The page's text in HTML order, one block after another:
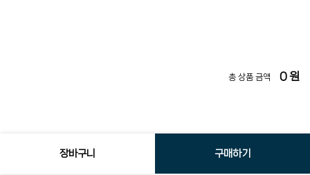
총 상품 금액 0원
장바구니 구매하기